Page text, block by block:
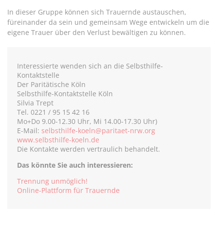
In dieser Gruppe können sich Trauernde austauschen,
füreinander da sein und gemeinsam Wege entwickeln um die
eigene Trauer über den Verlust bewältigen zu können.
Interessierte wenden sich an die Selbsthilfe-
Kontaktstelle
Der Paritätische Köln
Selbsthilfe-Kontaktstelle Köln
Silvia Trept
Tel. 0221 / 95 15 42 16
Mo+Do 9.00-12.30 Uhr, Mi 14.00-17.30 Uhr)
E-Mail: selbsthilfe-koeln@paritaet-nrw.org
www.selbsthilfe-koeln.de
Die Kontakte werden vertraulich behandelt.
Das könnte Sie auch interessieren:
Trennung unmöglich!
Online-Plattform für Trauernde